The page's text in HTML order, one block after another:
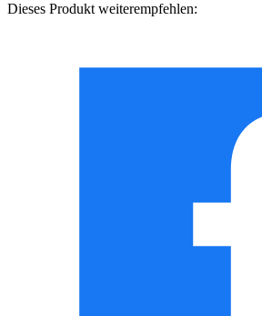
Dieses Produkt weiterempfehlen: